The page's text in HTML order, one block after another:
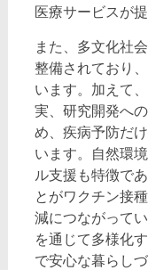
医療サービスが
また、多文化社
整備されており
います。加えて
実、研究開発へ
め、疾病予防だ
います。自然環
ル支援も特徴で
とがワクチン接
減につながって
を通じて多様化
で安心な暮らし